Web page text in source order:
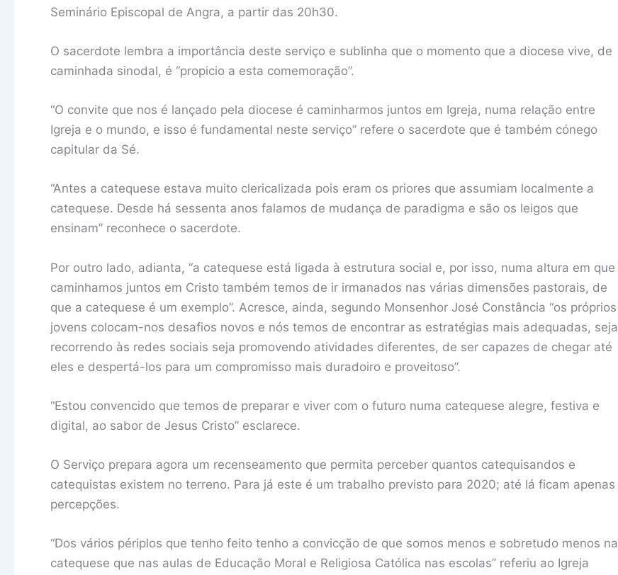
Seminário Episcopal de Angra, a partir das 20h30.
O sacerdote lembra a importância deste serviço e sublinha que o momento que a diocese vive, de
caminhada sinodal, é “propicio a esta comemoração”.
“O convite que nos é lançado pela diocese é caminharmos juntos em Igreja, numa relação entre
Igreja e o mundo, e isso é fundamental neste serviço” refere o sacerdote que é também cónego
capitular da Sé.
“Antes a catequese estava muito clericalizada pois eram os priores que assumiam localmente a
catequese. Desde há sessenta anos falamos de mudança de paradigma e são os leigos que
ensinam” reconhece o sacerdote.
Por outro lado, adianta, “a catequese está ligada à estrutura social e, por isso, numa altura em que
caminhamos juntos em Cristo também temos de ir irmanados nas várias dimensões pastorais, de
que a catequese é um exemplo”. Acresce, ainda, segundo Monsenhor José Constância “os próprios
jovens colocam-nos desafios novos e nós temos de encontrar as estratégias mais adequadas, seja
recorrendo às redes sociais seja promovendo atividades diferentes, de ser capazes de chegar até
eles e despertá-los para um compromisso mais duradoiro e proveitoso”.
“Estou convencido que temos de preparar e viver com o futuro numa catequese alegre, festiva e
digital, ao sabor de Jesus Cristo” esclarece.
O Serviço prepara agora um recenseamento que permita perceber quantos catequisandos e
catequistas existem no terreno. Para já este é um trabalho previsto para 2020; até lá ficam apenas
percepções.
“Dos vários périplos que tenho feito tenho a convicção de que somos menos e sobretudo menos na
catequese que nas aulas de Educação Moral e Religiosa Católica nas escolas” referiu ao Igreja